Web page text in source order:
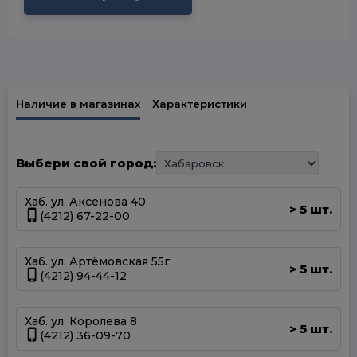
Наличие в магазинах Характеристики
Выбери свой город:
Хаб. ул. Аксенова 40
(4212) 67-22-00
> 5 шт.
Хаб. ул. Артёмовская 55г
(4212) 94-44-12
> 5 шт.
Хаб. ул. Королева 8
(4212) 36-09-70
> 5 шт.